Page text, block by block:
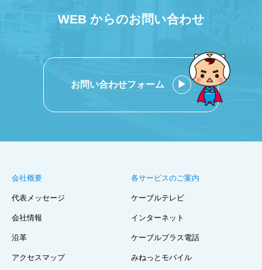
WEB からのお問い合わせ
お問い合わせフォーム
会社概要
代表メッセージ
会社情報
沿革
アクセスマップ
各サービスのご案内
ケーブルテレビ
インターネット
ケーブルプラス電話
みねっとモバイル